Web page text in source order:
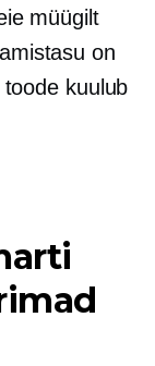
müügilt
on
kuulub